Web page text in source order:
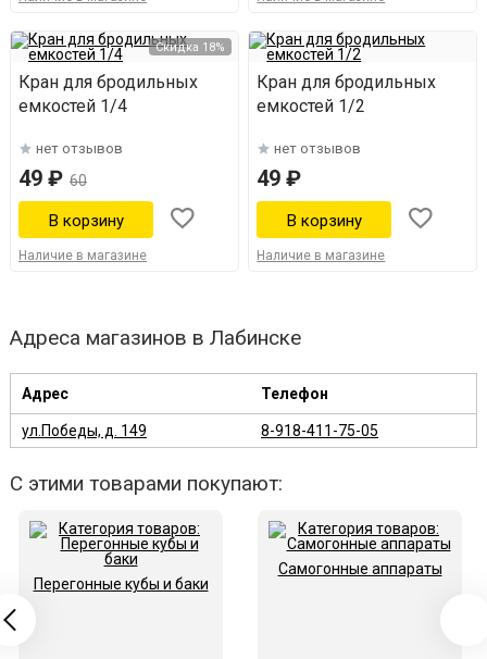
Скидка 18%
Кран для бродильных
емкостей 1/4
нет отзывов
49 ₽ 60
Наличие в магазине
Кран для бродильных
емкостей 1/2
нет отзывов
49 ₽
Наличие в магазине
Адреса магазинов в Лабинске
Адрес Телефон
ул.Победы, д. 149 8-918-411-75-05
С этими товарами покупают:
Перегонные кубы и баки
Самогонные аппараты